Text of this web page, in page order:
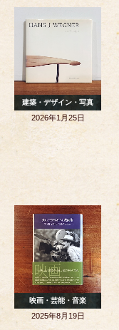
建築・デザイン・写真
2026年1月25日
映画・芸能・音楽
2025年8月19日